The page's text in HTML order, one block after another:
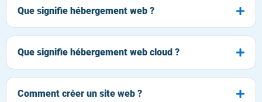
Que signifie hébergement web ?
Que signifie hébergement web cloud ?
Comment créer un site web ?